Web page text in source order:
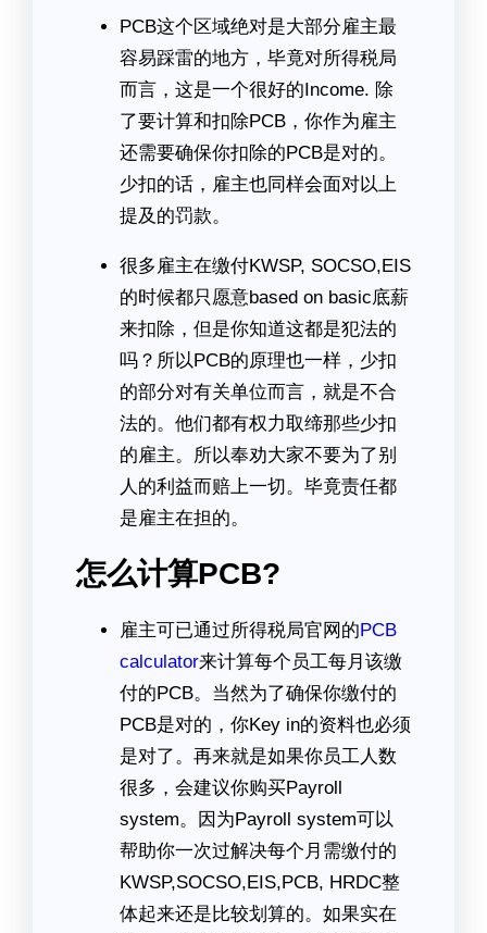
PCB这个区域绝对是大部分雇主最
容易踩雷的地方，毕竟对所得税局
而言，这是一个很好的Income. 除
了要计算和扣除PCB，你作为雇主
还需要确保你扣除的PCB是对的。
少扣的话，雇主也同样会面对以上
提及的罚款。
很多雇主在缴付KWSP, SOCSO,EIS
的时候都只愿意based on basic底薪
来扣除，但是你知道这都是犯法的
吗？所以PCB的原理也一样，少扣
的部分对有关单位而言，就是不合
法的。他们都有权力取缔那些少扣
的雇主。所以奉劝大家不要为了别
人的利益而赔上一切。毕竟责任都
是雇主在担的。
怎么计算PCB?
雇主可已通过所得税局官网的PCB
calculator来计算每个员工每月该缴
付的PCB。当然为了确保你缴付的
PCB是对的，你Key in的资料也必须
是对了。再来就是如果你员工人数
很多，会建议你购买Payroll
system。因为Payroll system可以
帮助你一次过解决每个月需缴付的
KWSP,SOCSO,EIS,PCB, HRDC整
体起来还是比较划算的。如果实在